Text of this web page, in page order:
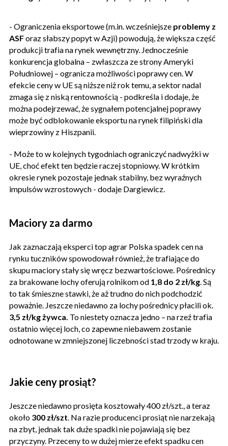
- Ograniczenia eksportowe (m.in. wcześniejsze problemy z
ASForaz słabszy popyt w Azji) powodują, że większa część
produkcji trafia na rynek wewnętrzny. Jednocześnie
konkurencja globalna – zwłaszcza ze strony Ameryki
Południowej – ogranicza możliwości poprawy cen. W
efekcie ceny w UE są niższe niż rok temu, a sektor nadal
zmaga się z niską rentownością - podkreśla i dodaje, że
można podejrzewać, że sygnałem potencjalnej poprawy
może być odblokowanie eksportu na rynek filipiński dla
wieprzowiny z Hiszpanii.
- Może to w kolejnych tygodniach ograniczyć nadwyżki w
UE, choć efekt ten będzie raczej stopniowy. W krótkim
okresie rynek pozostaje jednak stabilny, bez wyraźnych
impulsów wzrostowych - dodaje Dargiewicz.
Maciory za darmo
Jak zaznaczają eksperci top agrar Polska spadek cen na
rynku tuczników spowodował również, że trafiające do
skupu maciory stały się wręcz bezwartościowe. Pośrednicy
za brakowane lochy oferują rolnikom od 1,8 do 2 zł/kg . Są
to tak śmieszne stawki, że aż trudno do nich podchodzić
poważnie. Jeszcze niedawno za lochy pośrednicy płacili ok.
3,5 zł/kg żywca. To niestety oznacza jedno – na rzeź trafia
ostatnio więcej loch, co zapewne niebawem zostanie
odnotowane w zmniejszonej liczebności stad trzody w kraju.
Jakie ceny prosiąt?
Jeszcze niedawno prosięta kosztowały 400 zł/szt., a teraz
około 300 zł/szt . Na razie producenci prosiąt nie narzekają
na zbyt, jednak tak duże spadki nie pojawiają się bez
przyczyny. Przeceny to w dużej mierze efekt spadku cen